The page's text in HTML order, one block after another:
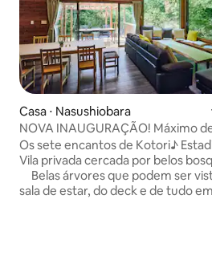
Casa ⋅ Nasushiobara
NOVA INAUGURAÇÃO! Máximo
pessoas / Terraço com
cobertura / Lareira e tela grande /
vagas para carros / 18 minutos de
de Nasu Hi
Os sete encantos de Kotori♪ Estadia
Vila privada cercada por belos
Belas árvores que podem ser
sala de estar, do deck e de tudo